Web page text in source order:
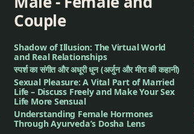
नुस्खे आयुर्वेद से
लाख
Couple
Shadow of Illusion: The Virtual World
and Real Relationships
स्पर्श का संगीत और अधूरी धुन (अर्जुन और मीरा की कहानी)
Sexual Pleasure: A Vital Part of Married
Life – Discuss Freely and Make Your Sex
Life More Sensual
Understanding Female Hormones
Through Ayurveda’s Dosha Lens